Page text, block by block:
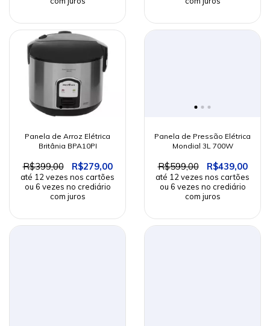
Panela de Arroz Elétrica
Britânia BPA10PI
R$399,00 R$279,00
Panela de Pressão Elétrica
Mondial 3L 700W
R$599,00 R$439,00